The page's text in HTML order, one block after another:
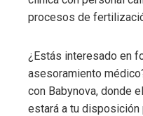
procesos de
¿Estás interesado en
asesoramiento
con Babynova, donde
estará a tu disposición